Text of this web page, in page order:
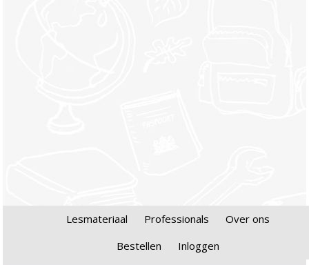
Lesmateriaal Professionals
Over ons
Bestellen
Inloggen